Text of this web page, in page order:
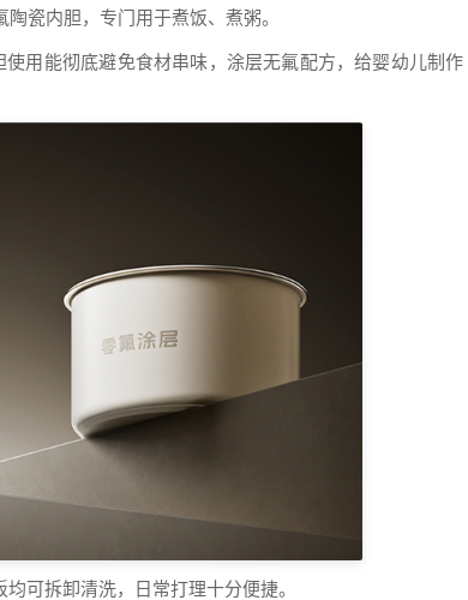
瓷内胆，专门用于煮饭、煮粥。
用能彻底避免食材串味，涂层无氟配方，给婴幼儿制作
可拆卸清洗，日常打理十分便捷。